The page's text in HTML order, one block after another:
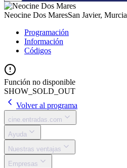
Neocine Dos MaresSan Javier, Murcia
Programación
Información
Códigos
Función no disponible
SHOW_SOLD_OUT
Volver al programa
cine.entradas.com
Ayuda
Nuestras ventajas
Empresas